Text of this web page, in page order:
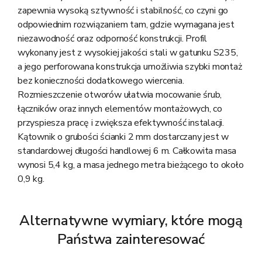
zapewnia wysoką sztywność i stabilność, co czyni go
odpowiednim rozwiązaniem tam, gdzie wymagana jest
niezawodność oraz odporność konstrukcji. Profil
wykonany jest z wysokiej jakości stali w gatunku S235,
a jego perforowana konstrukcja umożliwia szybki montaż
bez konieczności dodatkowego wiercenia.
Rozmieszczenie otworów ułatwia mocowanie śrub,
łączników oraz innych elementów montażowych, co
przyspiesza pracę i zwiększa efektywność instalacji.
Kątownik o grubości ścianki 2 mm dostarczany jest w
standardowej długości handlowej 6 m. Całkowita masa
wynosi 5,4 kg, a masa jednego metra bieżącego to około
0,9 kg.
Alternatywne wymiary, które mogą
Państwa zainteresować